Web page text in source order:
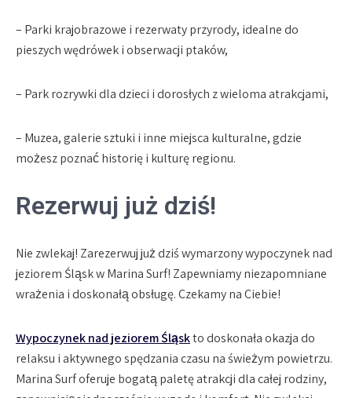
– Parki krajobrazowe i rezerwaty przyrody, idealne do
pieszych wędrówek i obserwacji ptaków,
– Park rozrywki dla dzieci i dorosłych z wieloma atrakcjami,
– Muzea, galerie sztuki i inne miejsca kulturalne, gdzie
możesz poznać historię i kulturę regionu.
Rezerwuj już dziś!
Nie zwlekaj! Zarezerwuj już dziś wymarzony wypoczynek nad
jeziorem Śląsk w Marina Surf! Zapewniamy niezapomniane
wrażenia i doskonałą obsługę. Czekamy na Ciebie!
Wypoczynek nad jeziorem Śląskto doskonała okazja do
relaksu i aktywnego spędzania czasu na świeżym powietrzu.
Marina Surf oferuje bogatą paletę atrakcji dla całej rodziny,